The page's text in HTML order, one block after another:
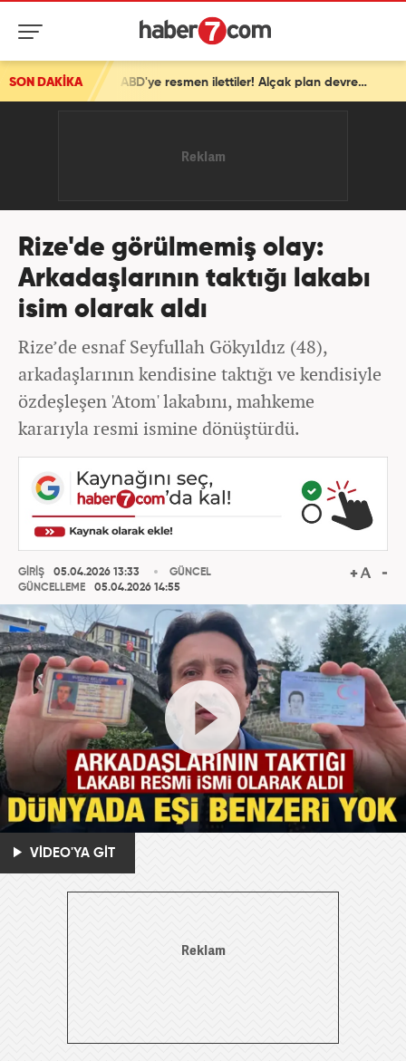
SON DAKİKA İsrail'den ortalığı karıştıracak Gazze kararı! ABD'ye resmen ilettiler! Alçak plan devrede
Rize'de görülmemiş olay:
Arkadaşlarının taktığı lakabı
isim olarak aldı
Rize’de esnaf Seyfullah Gökyıldız (48),
arkadaşlarının kendisine taktığı ve kendisiyle
özdeşleşen 'Atom' lakabını, mahkeme
kararıyla resmi ismine dönüştürdü.
GİRİŞ
05.04.2026 13:33
GÜNCELLEME
05.04.2026 14:55
GÜNCEL
VİDEO'YA GİT